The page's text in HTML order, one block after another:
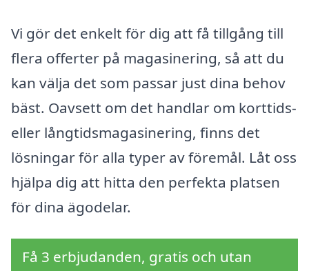
Vi gör det enkelt för dig att få tillgång till
flera offerter på magasinering, så att du
kan välja det som passar just dina behov
bäst. Oavsett om det handlar om korttids-
eller långtidsmagasinering, finns det
lösningar för alla typer av föremål. Låt oss
hjälpa dig att hitta den perfekta platsen
för dina ägodelar.
Få 3 erbjudanden, gratis och utan